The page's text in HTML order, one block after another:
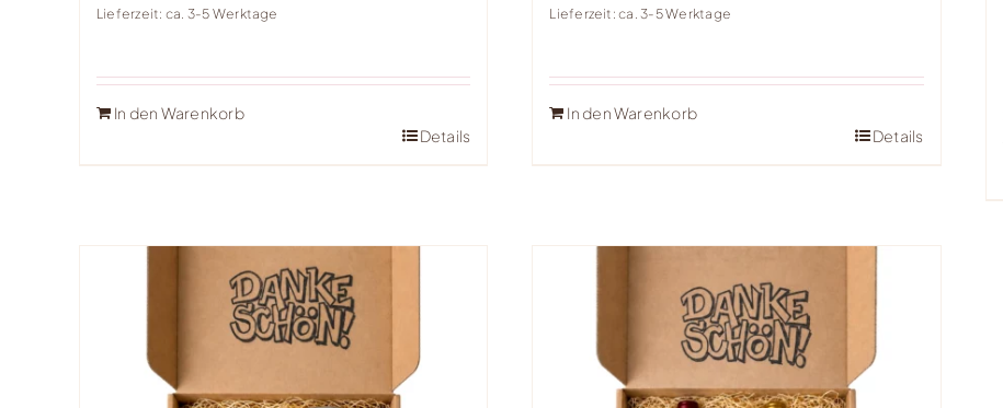
Lieferzeit: ca. 3-5 Werktage
In den Warenkorb
Details
Lieferzeit: ca. 3-5 Werktage
In den Warenkorb
Details